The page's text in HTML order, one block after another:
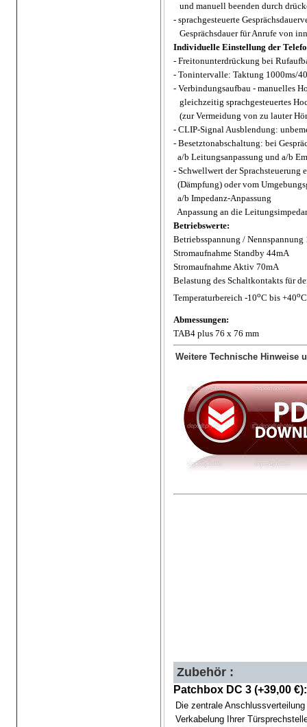
und manuell beenden durch
- sprachgesteuerte
Gesprächsdauer für Anrufe von
Individuelle Einstellung der
- Freitonunterdrückung bei
- Tonintervalle: Taktung 1000ms/
- Verbindungsaufbau - manuelles
gleichzeitig sprachgesteuertes
(zur Vermeidung von zu lauter
- CLIP-Signal Ausblendung:
- Besetztonabschaltung: bei
a/b Leitungsanpassung und a/b
- Schwellwert der Sprachsteuerung
(Dämpfung) oder vom
a/b Impedanz-Anpassung
Anpassung an die
Betriebswerte:
Betriebsspannung /
Stromaufnahme Standby 44mA
Stromaufnahme Aktiv 70mA
Belastung des Schaltkontakts für
Temperaturbereich -10oC bis +40oC
Abmessungen:
TAB4 plus 76 x 76 mm
Weitere Technische Hinweise
Zubehör :
Patchbox DC 3 (+39,00 €):
Die zentrale
Verkabelung Ihrer